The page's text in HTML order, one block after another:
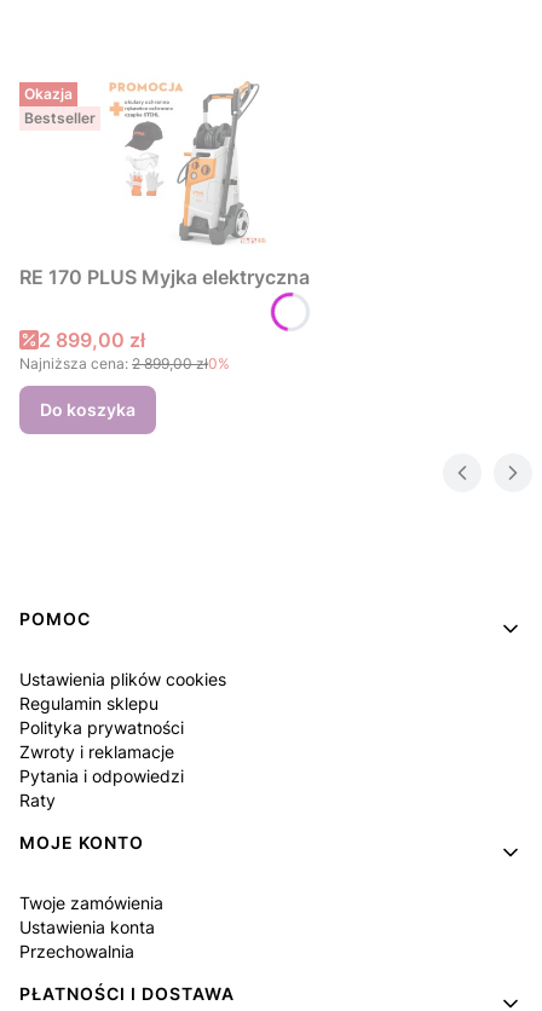
Okazja
Bestseller
RE 170 PLUS Myjka elektryczna
Cena promocyjna
2 899,00 zł
Najniższa cena: 2 899,00 zł0%
Do koszyka
Linki w stopce
POMOC
Ustawienia plików cookies
Regulamin sklepu
Polityka prywatności
Zwroty i reklamacje
Pytania i odpowiedzi
Raty
MOJE KONTO
Twoje zamówienia
Ustawienia konta
Przechowalnia
PŁATNOŚCI I DOSTAWA